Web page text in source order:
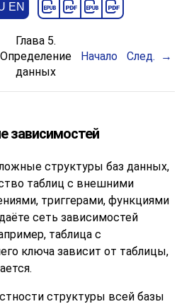
EN
Глава 5.
Определение
данных
Начало След.
зависимостей
структуры баз данных,
таблиц с внешними
триггерами, функциями
сеть зависимостей
таблица с
ключа зависит от таблицы,
структуры всей базы